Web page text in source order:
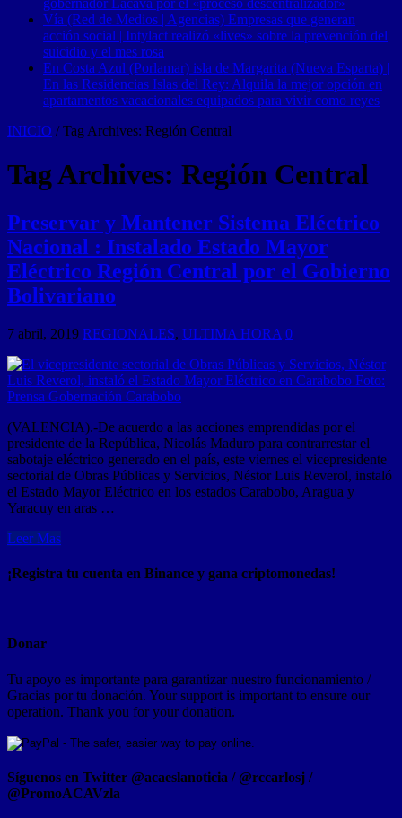
Vía (Red de Medios | Agencias) Empresas que generan
acción social | Intylact realizó «lives» sobre la prevención del
suicidio y el mes rosa
En Costa Azul (Porlamar) isla de Margarita (Nueva Esparta) |
En las Residencias Islas del Rey: Alquila la mejor opción en
apartamentos vacacionales equipados para vivir como reyes
INICIO / Tag Archives: Región Central
Tag Archives: Región Central
Preservar y Mantener Sistema Eléctrico
Nacional : Instalado Estado Mayor
Eléctrico Región Central por el Gobierno
Bolivariano
7 abril, 2019 REGIONALES, ULTIMA HORA 0
(VALENCIA).-De acuerdo a las acciones emprendidas por el
presidente de la República, Nicolás Maduro para contrarrestar el
sabotaje eléctrico generado en el país, este viernes el vicepresidente
sectorial de Obras Públicas y Servicios, Néstor Luis Reverol, instaló
el Estado Mayor Eléctrico en los estados Carabobo, Aragua y
Yaracuy en aras …
Leer Mas
¡Registra tu cuenta en Binance y gana criptomonedas!
Donar
Tu apoyo es importante para garantizar nuestro funcionamiento /
Gracias por tu donación. Your support is important to ensure our
operation. Thank you for your donation.
Síguenos en Twitter @acaeslanoticia / @rccarlosj /
@PromoACAVzla